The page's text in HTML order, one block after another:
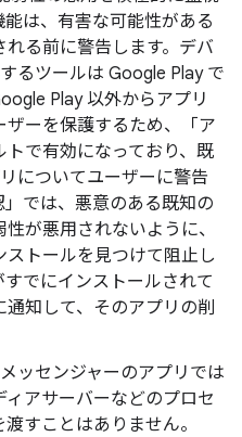
は、有害な可能性がある
る前に警告します。デバ
るツールは Google Play で
Play 以外からアプリ
ーを保護するため、「ア
で有効になっており、既
についてユーザーに警告
では、悪意のある既知の
が悪用されないように、
トールを見つけて阻止し
でにインストールされて
知して、そのアプリの削
ッセンジャーのアプリでは
アサーバーなどのプロセ
すことはありません。